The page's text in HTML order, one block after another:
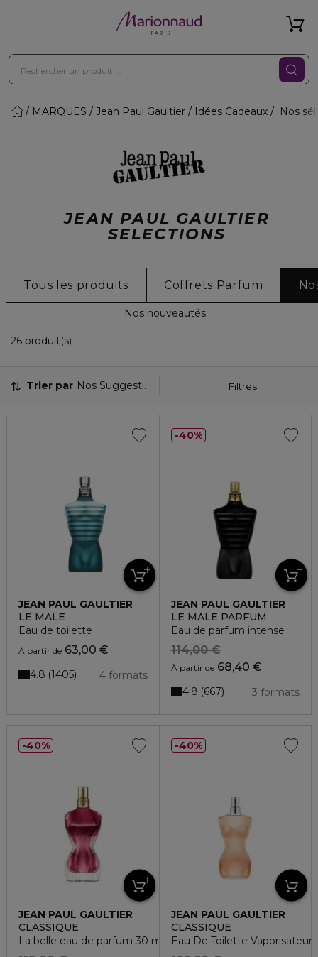
MARQUES Jean Paul Gaultier Idées Cadeaux Nos
JEAN PAUL GAULTIER
SELECTIONS
Tous les produits Coffrets Parfum
Nos nouveautés
26 produit(s)
Filtres
Trier par Nos Suggestions
JEAN PAUL GAULTIER
LE MALE
Eau de toilette
À partir de 63,00 €
4 formats
4.8 1405
JEAN PAUL GAULTIER
LE MALE PARFUM
Eau de parfum intense
À partir de68,40 €
114,00 €
3 formats
4.8 667
40%
JEAN PAUL GAULTIER
CLASSIQUE
La belle eau de parfum 30 ml
40%
JEAN PAUL GAULTIER
CLASSIQUE
Eau De Toilette Vaporisateur
40%